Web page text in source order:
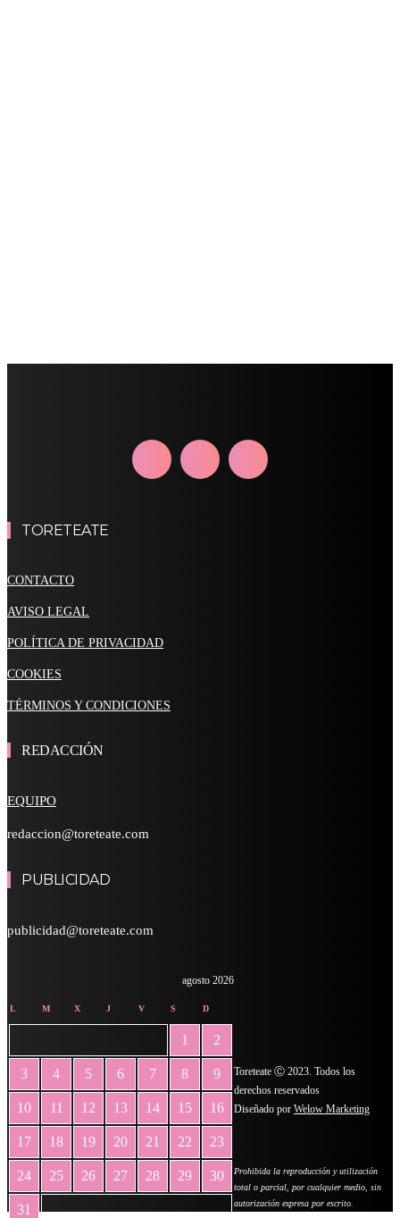
TORETEATE
CONTACTO
AVISO LEGAL
POLÍTICA DE PRIVACIDAD
COOKIES
TÉRMINOS Y CONDICIONES
REDACCIÓN
EQUIPO
redaccion@toreteate.com
PUBLICIDAD
publicidad@toreteate.com
agosto 2026
L M X J V S D
1 2
3 4 5 6 7 8 9
10 11 12 13 14 15 16
17 18 19 20 21 22 23
24 25 26 27 28 29 30
31
Toreteate Ⓒ 2023. Todos los
derechos reservados
Diseñado por Welow Marketing
Prohibida la reproducción y utilización
total o parcial, por cualquier medio, sin
autorización expresa por escrito.